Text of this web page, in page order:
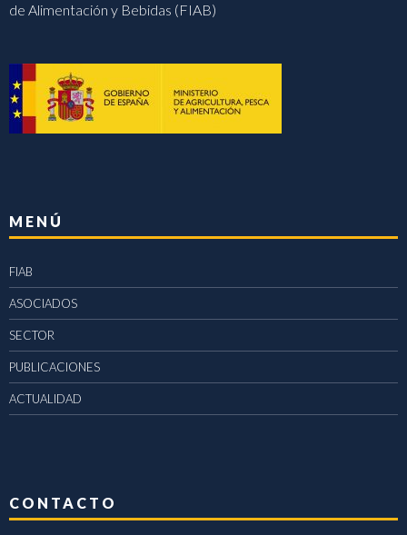
de Alimentación y Bebidas (FIAB)
MENÚ
FIAB
ASOCIADOS
SECTOR
PUBLICACIONES
ACTUALIDAD
CONTACTO